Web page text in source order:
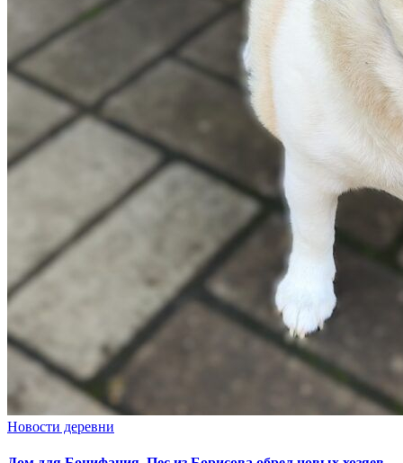
Новости деревни